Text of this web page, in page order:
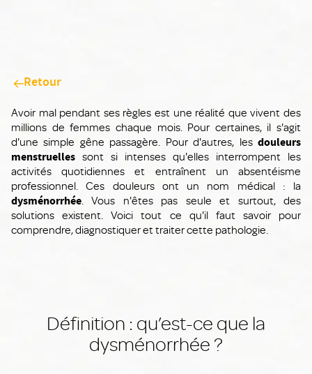
Retour
Avoir mal pendant ses règles est une réalité que vivent des
millions de femmes chaque mois. Pour certaines, il s'agit
d'une simple gêne passagère. Pour d'autres, les douleurs
menstruelles sont si intenses qu'elles interrompent les
activités quotidiennes et entraînent un absentéisme
professionnel. Ces douleurs ont un nom médical : la
dysménorrhée. Vous n'êtes pas seule et surtout, des
solutions existent. Voici tout ce qu'il faut savoir pour
comprendre, diagnostiquer et traiter cette pathologie.
Définition : qu’est-ce que la
dysménorrhée ?